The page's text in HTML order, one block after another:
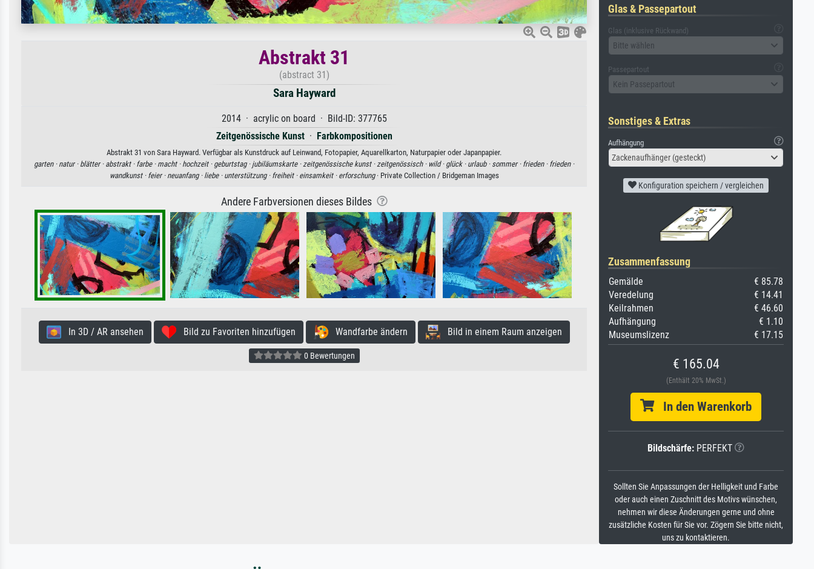
Abstrakt 31
(abstract 31)
Sara Hayward
2014 · acrylic on board · Bild-ID: 377765
Zeitgenössische Kunst· Farbkompositionen
Abstrakt 31 von Sara Hayward. Verfügbar als Kunstdruck auf Leinwand, Fotopapier, Aquarellkarton, Naturpapier oder Japanpapier.
garten · natur · blätter · abstrakt · farbe · macht · hochzeit · geburtstag · jubiläumskarte · zeitgenössische kunst · zeitgenössisch · wild · glück · urlaub · sommer · frieden · frieden ·
wandkunst · feier · neuanfang · liebe · unterstützung · freiheit · einsamkeit · erforschung· Private Collection / Bridgeman Images
Andere Farbversionen dieses Bildes
In 3D / AR ansehen Bild zu Favoriten hinzufügen Wandfarbe ändern Bild in einem Raum anzeigen
0 Bewertungen
Glas & Passepartout
Glas (inklusive Rückwand)
Bitte wählen
Passepartout
Kein Passepartout
Sonstiges & Extras
Aufhängung
Zackenaufhänger (gesteckt)
Konfiguration speichern / vergleichen
Zusammenfassung
Gemälde
€ 85.78
Veredelung
€ 14.41
Keilrahmen
€ 46.60
Aufhängung
€ 1.10
Museumslizenz
€ 17.15
€ 165.04
(Enthält 20% MwSt.)
In den Warenkorb
Bildschärfe: PERFEKT
Sollten Sie Anpassungen der Helligkeit und Farbe
oder auch einen Zuschnitt des Motivs wünschen,
nehmen wir diese Änderungen gerne und ohne
zusätzliche Kosten für Sie vor. Zögern Sie bitte nicht,
uns zu kontaktieren.